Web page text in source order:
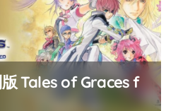
Tales of Graces f